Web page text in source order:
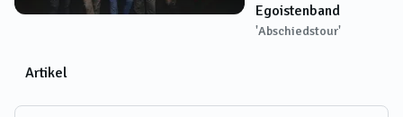
Egoistenband
'Abschiedstour'
Artikel